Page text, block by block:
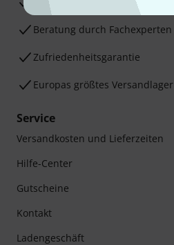
Beratung durch Fachexperten
Zufriedenheitsgarantie
Europas größtes Versandlager
Service
Versandkosten und Lieferzeiten
Hilfe-Center
Gutscheine
Kontakt
Ladengeschäft